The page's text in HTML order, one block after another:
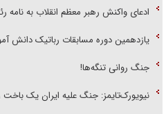
ادعای واکنش رهبر معظم انقلاب به
یازدهمین دوره مسابقات رباتیک دانش
جنگ روانی تنگه‌ها!
نیویورک‌تایمز: جنگ علیه ایران یک